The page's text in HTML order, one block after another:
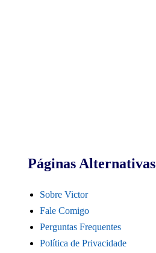
Páginas Alternativas
Sobre Victor
Fale Comigo
Perguntas Frequentes
Política de Privacidade